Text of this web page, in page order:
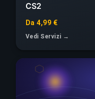
CS2
Da 4,99 €
Vedi Servizi →